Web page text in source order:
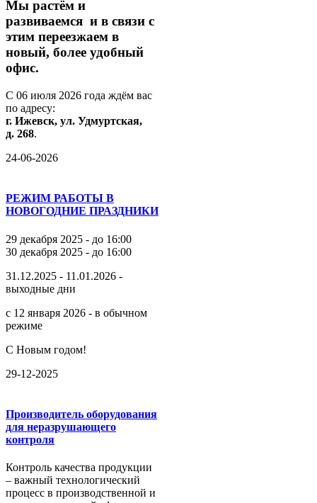
Мы растём и
развиваемся и в связи с
этим переезжаем в
новый, более удобный
офис.
С 06 июля 2026 года ждём вас
по адресу:
г. Ижевск, ул. Удмуртская,
д. 268.
24-06-2026
РЕЖИМ РАБОТЫ В
НОВОГОДНИЕ ПРАЗДНИКИ
29 декабря 2025 - до 16:00
30 декабря 2025 - до 16:00
31.12.2025 - 11.01.2026 -
выходные дни
с 12 января 2026 - в обычном
режиме
С Новым годом!
29-12-2025
Производитель оборудования
для неразрушающего
контроля
Контроль качества продукции
– важный технологический
процесс в производственной и